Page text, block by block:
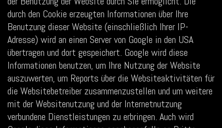
durch den Cookie erzeugten Informationen über Ihre
Benutzung dieser Website (einschließlich Ihrer IP-
Adresse) wird an einen Server von Google in den USA
übertragen und dort gespeichert. Google wird diese
Informationen benutzen, um Ihre Nutzung der Website
auszuwerten, um Reports über die Websiteaktivitäten für
die Websitebetreiber zusammenzustellen und um weitere
mit der Websitenutzung und der Internetnutzung
verbundene Dienstleistungen zu erbringen. Auch wird